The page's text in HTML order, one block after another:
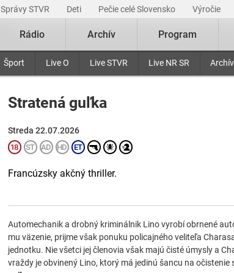
Správy STVR Deti Pečie celé Slovensko Výročie
Šport Live O Live STVR Live NR SR Archív
Rádio Archív Program
Stratená guľka
Streda 22.07.2026
Francúzsky akčný thriller.
Automechanik a drobný kriminálnik Lino vyrobí obrnené
mu väzenie, prijme však ponuku policajného veliteľa
jednotku. Nie všetci jej členovia však majú čisté úmysly a
vraždy je obvinený Lino, ktorý má jedinú šancu na